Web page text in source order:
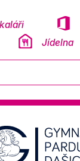
Jídelna